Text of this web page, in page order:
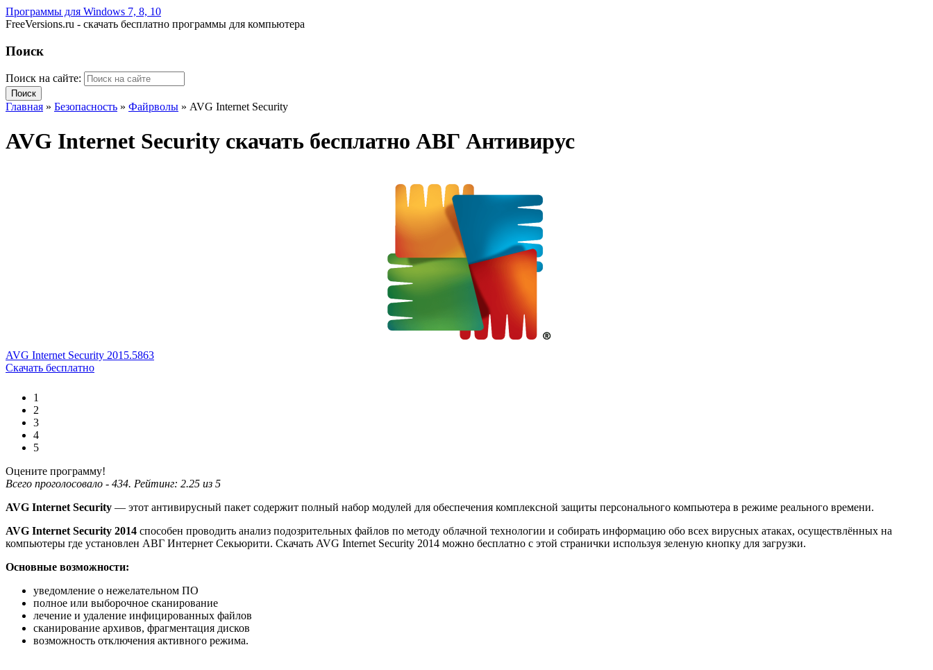
Программы для Windows 7, 8, 10
FreeVersions.ru - скачать бесплатно программы для компьютера
Поиск
Поиск на сайте:
Главная » Безопасность » Файрволы » AVG Internet Security
AVG Internet Security скачать бесплатно АВГ Антивирус
AVG Internet Security 2015.5863
Скачать бесплатно
1
2
3
4
5
Оцените программу!
Всего проголосовало - 434. Рейтинг: 2.25 из 5
AVG Internet Security — этот антивирусный пакет содержит полный набор модулей для обеспечения комплексной защиты персонального компьютера в режиме реального времени.
AVG Internet Security 2014 способен проводить анализ подозрительных файлов по методу облачной технологии и собирать информацию обо всех вирусных атаках, осуществлённых на
компьютеры где установлен АВГ Интернет Секьюрити. Скачать AVG Internet Security 2014 можно бесплатно с этой странички используя зеленую кнопку для загрузки.
Основные возможности:
уведомление о нежелательном ПО
полное или выборочное сканирование
лечение и удаление инфицировaнных файлов
сканирование архивов, фрагментация дисков
возможность отключения активного режима.